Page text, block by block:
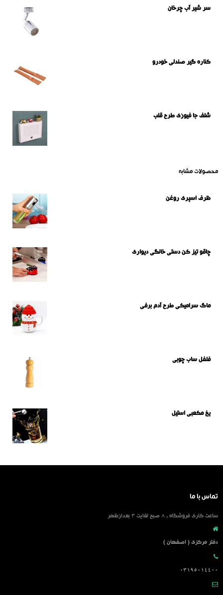
سر شیر آب چرخان
کناره گیر صندلی خودرو
شلف جا فیوزی طرح قلب
محصولات مشابه
ظرف اسپری روغن
چاقو تیز کن دستی خانگی دیواری
ماگ سرامیکی طرح آدم برفی
فلفل ساب چوبی
یخ مکعبی استیل
تماس با ما
ساعت کاری فروشگاه : 8 صبح لغایت 3 بعدازظهر
دفتر مرکزی ( اصفهان )
03195014400